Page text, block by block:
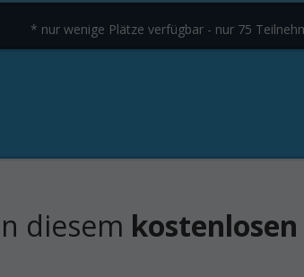
* nur wenige Plätze verfügbar - nur 75
diesem